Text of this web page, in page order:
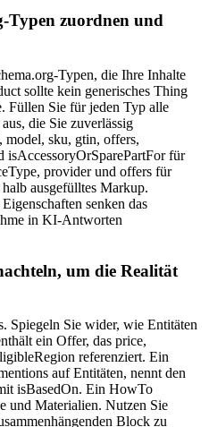
Typen zuordnen und
Typen, die Ihre Inhalte
sollte kein generisches Thing
Füllen Sie für jeden Typ alle
die Sie zuverlässig
model, sku, gtin, offers,
isAccessoryOrSparePartFor für
provider und offers für
ausgefülltes Markup.
senken das
in KI-Antworten
um die Realität
Spiegeln Sie wider, wie Entitäten
ein Offer, das price,
referenziert. Ein
auf Entitäten, nennt den
isBasedOn. Ein HowTo
und Materialien. Nutzen Sie
Block zu